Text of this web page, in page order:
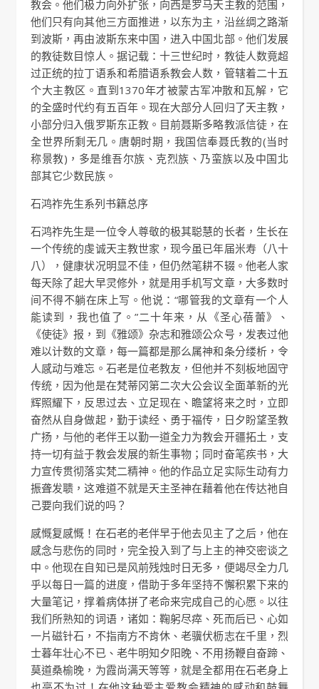
教会。他们极力向外扩张，向西是罗马天主教的范围，
他们只有向其他三方面推进，以东为主，沿丝绸之路渐
到波斯，再由波斯东来中国，进入中国北部。他们发展
的教徒数目惊人。据记载：十三世纪时，教徒人数竟超
过正统的拉丁语系和希腊语系教会人数，管辖着二十五
个大主教区。直到1370年才被蒙古军冲散和瓦解，它
的全盛时代约有五百年。现在大部分人回归了天主教，
小部分归入俄罗斯东正教。目前聂斯多略教派信徒，在
全世界所剩无几。唐朝时期，我国信奉聂氏教的(当时
称景教)，多是维吾尔族、克烈族、乃蛮族以及中国北
部其它少数民族。
石鸿祚先生系列书籍总序
石鸿祚先生是一位令人尊敬的极其聪慧的长者，生长在
一个传统的虔诚天主教世家，现今虽已年届米寿（八十
八），健康状况明显不佳，但仍然笔耕不辍。他老人家
每天除了起大早灵修外，就是用手机写文章，大多数时
间不得不躺在床上写。他说：“哪管我的文章有一个人
能读到，我也值了。”二十年来，从《圣心蓓蕾》、
《使徒》报，到《雅颂》杂志和雅颂公众号，发表过他
难以计数的文章，每一篇都是那么属神和条分缕析，令
人感动与难忘。石老是位老教友，但他并不刻板地固守
传统，因为他是在梵蒂冈第二次大公会议全面革新的光
辉照耀下，反思过去、立足现在、瞻望将来之时，立即
奋然从自身做起，勤于读经、勇于福传，日夕盼望圣教
广扬，与他的老伴王以勤一道全力为教会开疆拓土，支
持一切有益于教会发展的新生事物；同时奋笔疾书，大
力宣传贯彻落实梵二精神。他的作品立足实际生动有力
振聋发聩，这难道不就是天主圣神在藉着他在传达祂自
己要向我们说的吗？
感慨复感慨！在石老的老伴早于他去见主了之后，他在
感念与悲伤的同时，完全投入到了与上主的神交密谈之
中。他现在自知已是风前残烛时日无多，便竭尽全力几
乎以每日一篇的进度，借助于多年坚持不懈积累下来的
大量笔记，撑着病体拼了老命来完成自己的心愿。以往
我们所熟知的词语，诸如：鞠躬尽瘁、死而后已、心如
一片磁针石，不指南方不肯休、老骥伏枥志在千里，烈
士暮年壮心不已、老牛明知夕阳晚、不用扬鞭自奋蹄、
莫道桑榆晚，为霞尚满天等等，就是全都用在石老身上